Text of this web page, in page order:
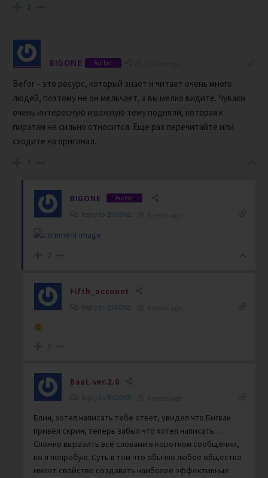
2
BIGONE Author
Befor – это ресурс, который знает и читает очень много
людей, поэтому не он мельчает, а вы мелко видите. Чуваки
очень интересную и важную тему подняли, которая к
пиратам не сильно относится. Еще раз перечитайте или
сходите на оригинал.
3
BIGONE Author
BIGONE
2
Fifth_account
BIGONE
BaaL.ver.2.0
BIGONE
Блин, хотел написать тебе ответ, увидел что Бигван
привёл скрин, теперь забыл что хотел написать….
Сложно выразить всё словами в коротком сообщении,
но я попробую. Суть в том что обычно любое общество
имеет свойство создавать наиболее эффективные